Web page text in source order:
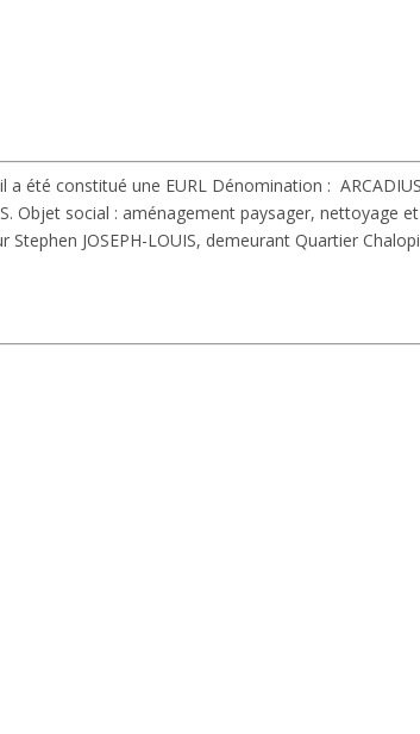
a été constitué une EURL Dénomination :
Objet social : aménagement paysager, nettoyage et
Stephen JOSEPH-LOUIS, demeurant Quartier